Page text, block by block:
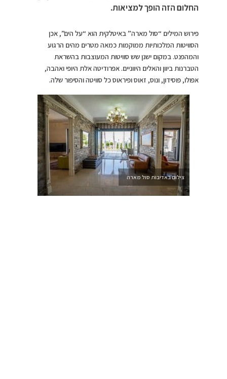
החלום הזה הופך למציאות.
פירוש המילים “סול מארה” באיטלקית הוא “על הים”, אכן
הסוויטות המלכותיות ממוקמות כמאה מטרים מהים הרגוע
והמהפנט. במקום ישנן שש סוויטות המעוצבות בהשראת
הטברנות ביוון והאלים היווניים. אפרודיטה אלת היופי ואהבה,
אפולו, פוסידון, ונוס, זאוס ופיראוס כל סוויטה והסיפור שלה.
צילום באדיבות סול מארה